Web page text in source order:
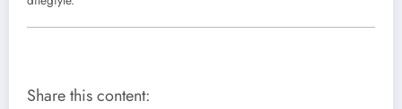
Share this content: